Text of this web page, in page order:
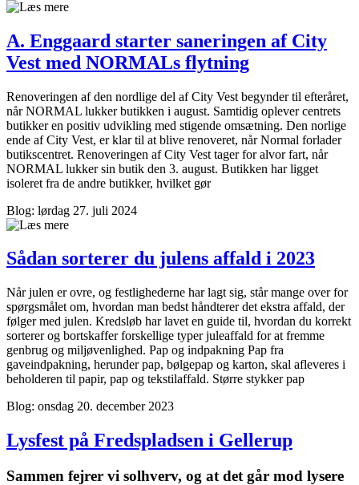
A. Enggaard starter saneringen af City
Vest med NORMALs flytning
Renoveringen af den nordlige del af City Vest begynder til efteråret,
når NORMAL lukker butikken i august. Samtidig oplever centrets
butikker en positiv udvikling med stigende omsætning. Den norlige
ende af City Vest, er klar til at blive renoveret, når Normal forlader
butikscentret. Renoveringen af City Vest tager for alvor fart, når
NORMAL lukker sin butik den 3. august. Butikken har ligget
isoleret fra de andre butikker, hvilket gør
Blog: lørdag 27. juli 2024
Sådan sorterer du julens affald i 2023
Når julen er ovre, og festlighederne har lagt sig, står mange over for
spørgsmålet om, hvordan man bedst håndterer det ekstra affald, der
følger med julen. Kredsløb har lavet en guide til, hvordan du korrekt
sorterer og bortskaffer forskellige typer juleaffald for at fremme
genbrug og miljøvenlighed. Pap og indpakning Pap fra
gaveindpakning, herunder pap, bølgepap og karton, skal afleveres i
beholderen til papir, pap og tekstilaffald. Større stykker pap
Blog: onsdag 20. december 2023
Lysfest på Fredspladsen i Gellerup
Sammen fejrer vi solhverv, og at det går mod lysere